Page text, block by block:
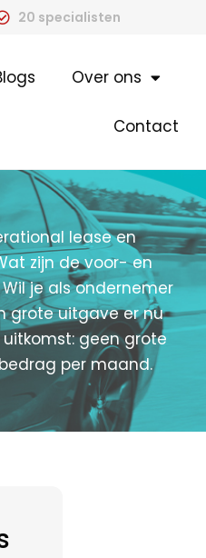
20 specialisten
Over ons
Contact
lease en
zijn de voor- en
je als ondernemer
grote uitgave er nu
geen grote
per maand.